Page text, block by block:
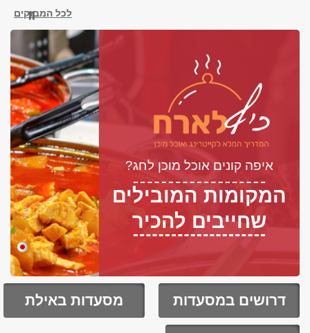
לכל המבזקים
איפה קונים אוכל מוכן לחג?
המקומות המובילים
שחייבים להכיר
דרושים במסעדות מסעדות באילת